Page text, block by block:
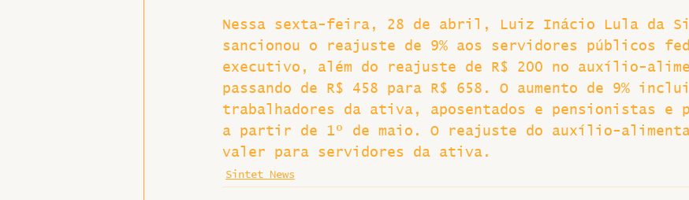
Notícias Imprensa e comunicação Politicas Socias Antirracismo
Sem categoria Slider Nova Sintet News Suplentes Você Sabia
Hospitais e Saúde Pública Greve
Nessa sexta-feira, 28 de abril, Luiz Inácio Lula da
sancionou o reajuste de 9% aos servidores públicos
executivo, além do reajuste de R$ 200 no auxílio-
passando de R$ 458 para R$ 658. O aumento de 9%
trabalhadores da ativa, aposentados e pensionistas e
a partir de 1º de maio. O reajuste do auxílio-
valer para servidores da ativa.
Sintet News